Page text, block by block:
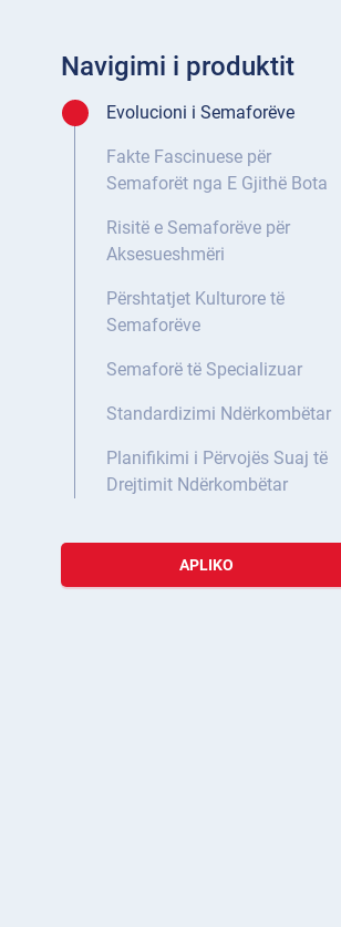
Navigimi i produktit
Evolucioni i Semaforëve
Fakte Fascinuese për
Semaforët nga E Gjithë Bota
Risitë e Semaforëve për
Aksesueshmëri
Përshtatjet Kulturore të
Semaforëve
Semaforë të Specializuar
Standardizimi Ndërkombëtar
Planifikimi i Përvojës Suaj të
Drejtimit Ndërkombëtar
APLIKO